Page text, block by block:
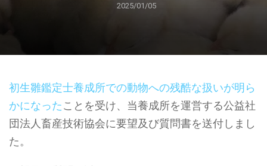
2025/01/05
初生雛鑑定士養成所での動物への残酷な扱いが明ら
かになったことを受け、当養成所を運営する公益社
団法人畜産技術協会に要望及び質問書を送付しまし
た。